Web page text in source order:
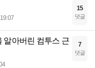
19:07
15
댓글
알아버린 컴투스 근
7
댓글